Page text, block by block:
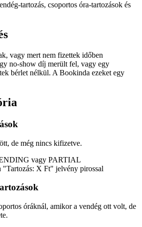
tartozás, csoportos óra-tartozások és
vagy mert nem fizettek időben
no-show díj merült fel, vagy egy
bérlet nélkül. A Bookinda ezeket egy
de még nincs kifizetve.
vagy PARTIAL
"Tartozás: X Ft" jelvény pirossal
óráknál, amikor a vendég ott volt, de